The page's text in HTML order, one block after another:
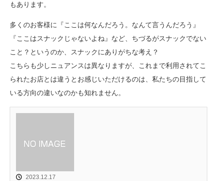
もあります。
多くのお客様に『ここは何なんだろう。なんて言うんだろう』
『ここはスナックじゃないよね』など、ちづるがスナックでない
こと？というのか、スナックにありがちな考え？
こちらも少しニュアンスは異なりますが、これまで利用されてこ
られたお店とは違うとお感じいただけるのは、私たちの目指して
いる方向の違いなのかも知れません。
2023.12.17